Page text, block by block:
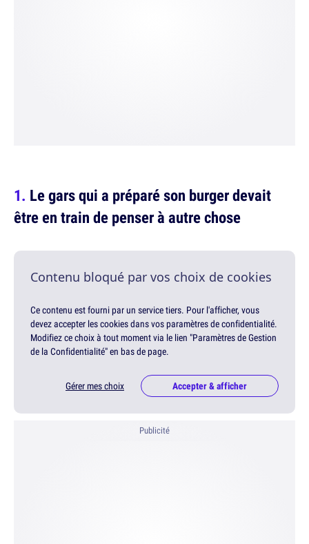
Le gars qui a préparé son burger devait
être en train de penser à autre chose
Contenu bloqué par vos choix de cookies
Ce contenu est fourni par un service tiers. Pour l'afficher, vous
devez accepter les cookies dans vos paramètres de confidentialité.
Modifiez ce choix à tout moment via le lien "Paramètres de Gestion
de la Confidentialité" en bas de page.
Gérer mes choix Accepter & afficher
Publicité